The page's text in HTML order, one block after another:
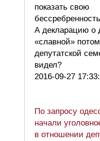
показать свою
А декларацию о
«славной»
депутатской
видел?
2016-09-27
По запросу
начали
в отношении